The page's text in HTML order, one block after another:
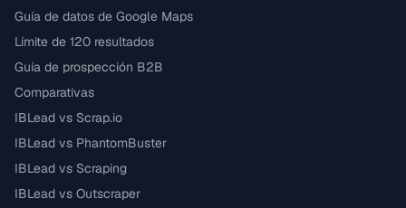
Guía de datos de Google Maps
Límite de 120 resultados
Guía de prospección B2B
Comparativas
IBLead vs Scrap.io
IBLead vs PhantomBuster
IBLead vs Scraping
IBLead vs Outscraper